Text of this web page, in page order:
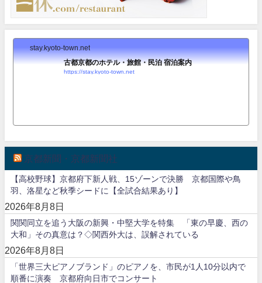
stay.kyoto-town.net
古都京都のホテル・旅館・民泊 宿泊案内
https://stay.kyoto-town.net
京都新聞・京都新聞社
【高校野球】京都府下新人戦、15ゾーンで決勝 京都国際や鳥
羽、洛星など秋季シードに【全試合結果あり】
2026年8月8日
関関同立を追う大阪の新興・中堅大学を特集 「東の早慶、西の
大和」その真意は？◇関西外大は、誤解されている
2026年8月8日
「世界三大ピアノブランド」のピアノを、市民が1人10分以内で
順番に演奏 京都府向日市でコンサート